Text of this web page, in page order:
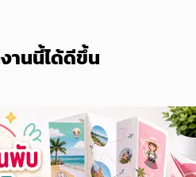
านนี้ได้ดีขึ้น